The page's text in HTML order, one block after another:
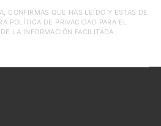
CONFIRMAS QUE HAS LEÍDO Y ESTAS DE
POLÍTICA DE PRIVACIDAD PARA EL
LA INFORMACIÓN FACILITADA.